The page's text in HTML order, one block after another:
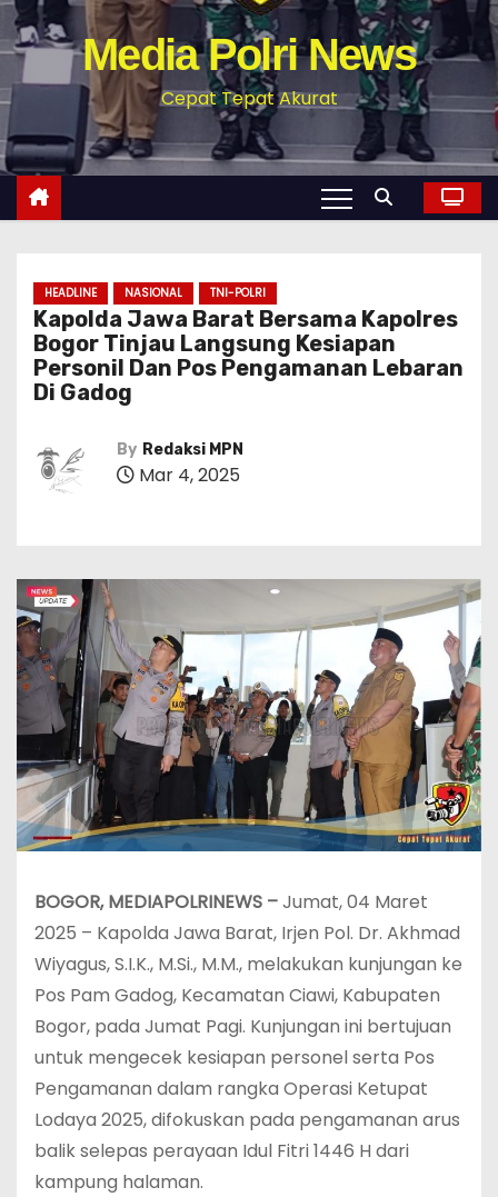
Media Polri News
Cepat Tepat Akurat
HEADLINE NASIONAL TNI-POLRI
Kapolda Jawa Barat Bersama Kapolres
Bogor Tinjau Langsung Kesiapan
Personil Dan Pos Pengamanan Lebaran
Di Gadog
By Redaksi MPN
Mar 4, 2025
BOGOR, MEDIAPOLRINEWS –Jumat, 04 Maret
2025 – Kapolda Jawa Barat, Irjen Pol. Dr. Akhmad
Wiyagus, S.I.K., M.Si., M.M., melakukan kunjungan ke
Pos Pam Gadog, Kecamatan Ciawi, Kabupaten
Bogor, pada Jumat Pagi. Kunjungan ini bertujuan
untuk mengecek kesiapan personel serta Pos
Pengamanan dalam rangka Operasi Ketupat
Lodaya 2025, difokuskan pada pengamanan arus
balik selepas perayaan Idul Fitri 1446 H dari
kampung halaman.